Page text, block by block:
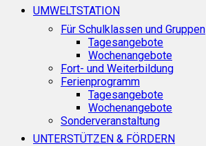
UMWELTSTATION
Für Schulklassen und Gruppen
Tagesangebote
Wochenangebote
Fort- und Weiterbildung
Ferienprogramm
Tagesangebote
Wochenangebote
Sonderveranstaltung
UNTERSTÜTZEN & FÖRDERN